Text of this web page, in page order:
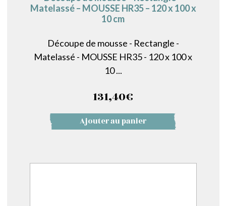
Matelassé – MOUSSE HR35 – 120 x 100 x
10 cm
Découpe de mousse - Rectangle -
Matelassé - MOUSSE HR35 - 120 x 100 x
10 ...
131,40€
Ajouter au panier